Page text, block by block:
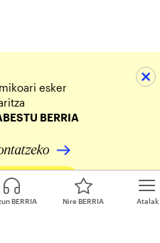
Atalak
BERRIA Nire BERRIA
esker
BERRIA